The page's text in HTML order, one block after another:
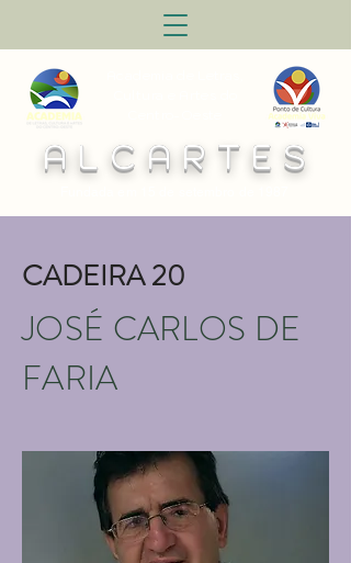
A L C A R T E S
CADEIRA 20
JOSÉ CARLOS DE
FARIA